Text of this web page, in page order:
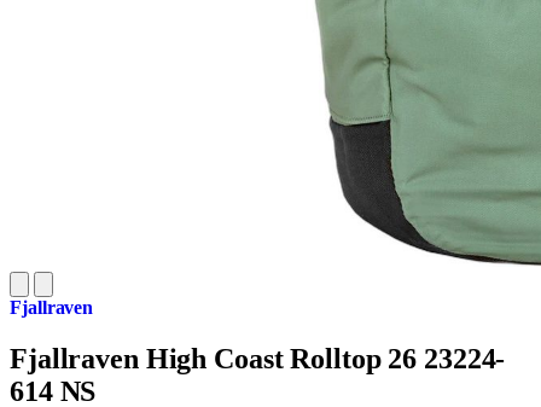
Fjallraven
Fjallraven High Coast Rolltop 26 23224-
614 NS